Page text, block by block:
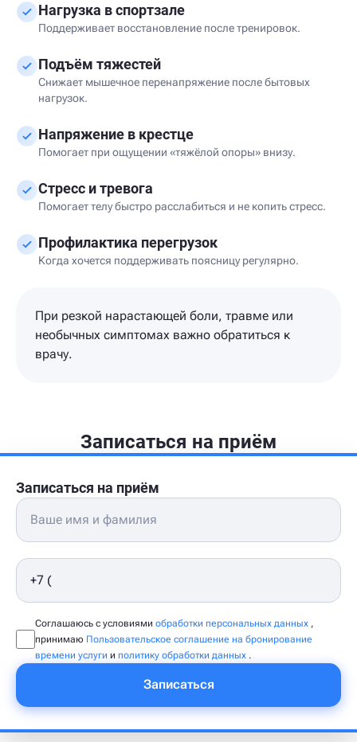
Нагрузка в спортзале
Поддерживает восстановление после тренировок.
Подъём тяжестей
Снижает мышечное перенапряжение после бытовых
нагрузок.
Напряжение в крестце
Помогает при ощущении «тяжёлой опоры» внизу.
Стресс и тревога
Помогает телу быстро расслабиться и не копить стресс.
Профилактика перегрузок
Когда хочется поддерживать поясницу регулярно.
При резкой нарастающей боли, травме или
необычных симптомах важно обратиться к
врачу.
Записаться на приём
Записаться на приём
Соглашаюсь с условиями обработки персональных данных ,
принимаю Пользовательское соглашение на бронирование
времени услуги и политику обработки данных .
Записаться